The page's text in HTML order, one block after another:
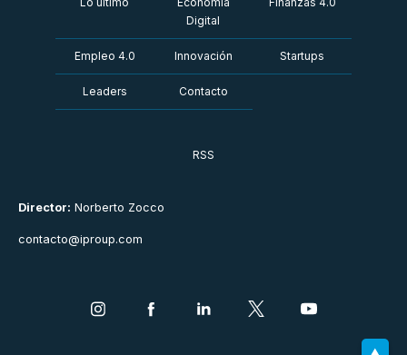
Director: Norberto Zocco
contacto@iproup.com
Digital
Empleo 4.0 Innovación Startups
Leaders Contacto
RSS